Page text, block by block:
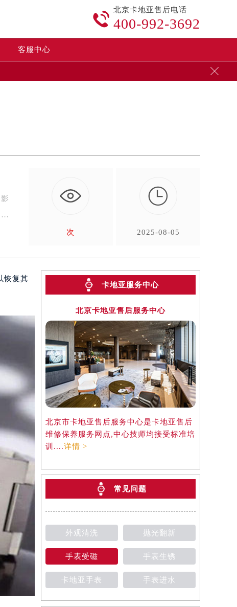

北京卡地亚售后电话
400-992-3692
客服中心

…
次

2025-08-05
恢复其
卡地亚服务中心
北京卡地亚售后服务中心
北京市卡地亚售后服务中心是卡地亚售后
维修保养服务网点,中心技师均接受标准培
训....详情 >
常见问题
外观清洗 抛光翻新
手表受磁 手表生锈
卡地亚手表 手表进水